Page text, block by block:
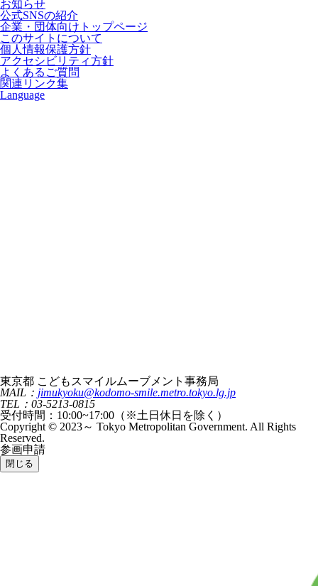
お知らせ
公式SNSの紹介
企業・団体向けトップページ
このサイトについて
個人情報保護方針
アクセシビリティ方針
よくあるご質問
関連リンク集
Language
東京都 こどもスマイルムーブメント事務局
MAIL： jimukyoku@kodomo-smile.metro.tokyo.lg.jp
TEL：03-5213-0815
受付時間：10:00~17:00（※土日休日を除く）
Copyright © 2023～ Tokyo Metropolitan Government. All Rights
Reserved.
参画申請
閉じる